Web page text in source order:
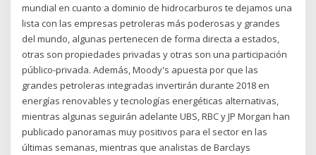
mundial en cuanto a dominio de hidrocarburos te dejamos una
lista con las empresas petroleras más poderosas y grandes
del mundo, algunas pertenecen de forma directa a estados,
otras son propiedades privadas y otras son una participación
público-privada. Además, Moody's apuesta por que las
grandes petroleras integradas invertirán durante 2018 en
energías renovables y tecnologías energéticas alternativas,
mientras algunas seguirán adelante UBS, RBC y JP Morgan han
publicado panoramas muy positivos para el sector en las
últimas semanas, mientras que analistas de Barclays